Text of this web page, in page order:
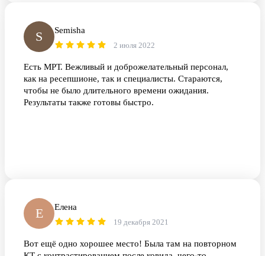
S Semisha
2 июля 2022
Есть МРТ. Вежливый и доброжелательный персонал,
как на ресепшионе, так и специалисты. Стараются,
чтобы не было длительного времени ожидания.
Результаты также готовы быстро.
Е Елена
19 декабря 2021
Вот ещё одно хорошее место! Была там на повторном